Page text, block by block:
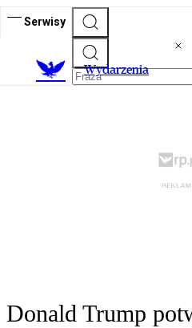
Serwisy
Wydarzenia
Donald Trump